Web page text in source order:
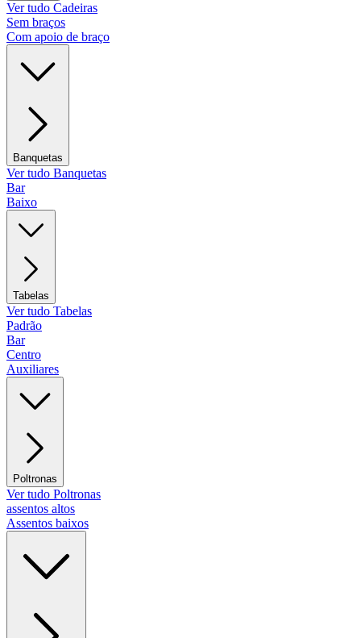
Ver tudo Cadeiras
Sem braços
Com apoio de braço
Banquetas
Ver tudo Banquetas
Bar
Baixo
Tabelas
Ver tudo Tabelas
Padrão
Bar
Centro
Auxiliares
Poltronas
Ver tudo Poltronas
assentos altos
Assentos baixos